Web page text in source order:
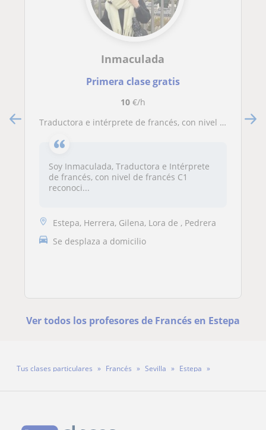
Inmaculada
Primera clase gratis
10€/h
Traductora e intérprete de francés, con nivel C1 y un máster en enseñanza. He vivido 2 en Francia, donde trabajé como profesora
Soy Inmaculada, Traductora e Intérprete
de francés, con nivel de francés C1
reconoci...
Estepa, Herrera, Gilena, Lora de , Pedrera
Se desplaza a domicilio
Ver todos los profesores de Francés en Estepa
Tus clases particulares Francés Sevilla
Estepa